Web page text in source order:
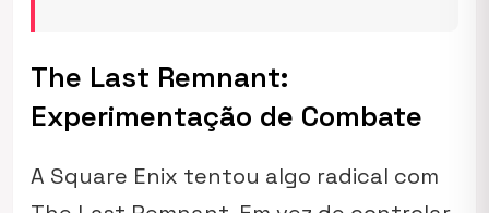
The Last Remnant:
Experimentação de Combate
A Square Enix tentou algo radical com